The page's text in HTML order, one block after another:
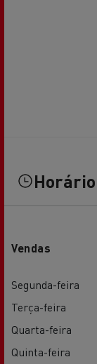
Vendas
Segunda-feira
Terça-feira
Quarta-feira
Quinta-feira